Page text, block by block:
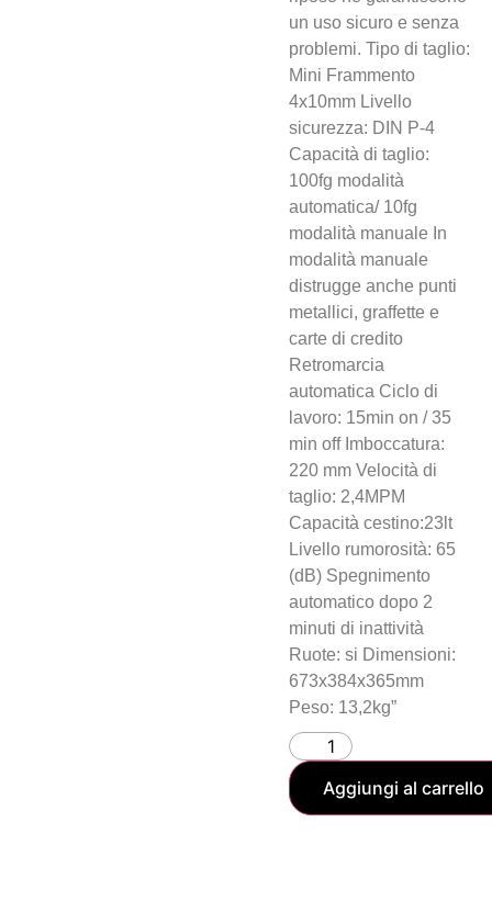
un uso sicuro e senza
problemi. Tipo di taglio:
Mini Frammento
4x10mm Livello
sicurezza: DIN P-4
Capacità di taglio:
100fg modalità
automatica/ 10fg
modalità manuale In
modalità manuale
distrugge anche punti
metallici, graffette e
carte di credito
Retromarcia
automatica Ciclo di
lavoro: 15min on / 35
min off Imboccatura:
220 mm Velocità di
taglio: 2,4MPM
Capacità cestino:23lt
Livello rumorosità: 65
(dB) Spegnimento
automatico dopo 2
minuti di inattività
Ruote: si Dimensioni:
673x384x365mm
Peso: 13,2kg”
Aggiungi al carrello